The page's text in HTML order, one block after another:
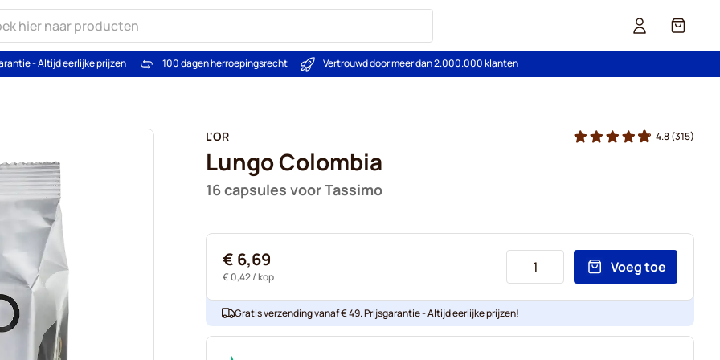
Cart
- Altijd eerlijke prijzen 100 dagen herroepingsrecht Vertrouwd door meer dan 2.000.000 klanten
L'OR
Lungo Colombia
16 capsules voor Tassimo
4.8(315)
€ 6,69
€ 0,42/ kop
Voeg toe
Gratis verzending vanaf € 49. Prijsgarantie - Altijd eerlijke prijzen!